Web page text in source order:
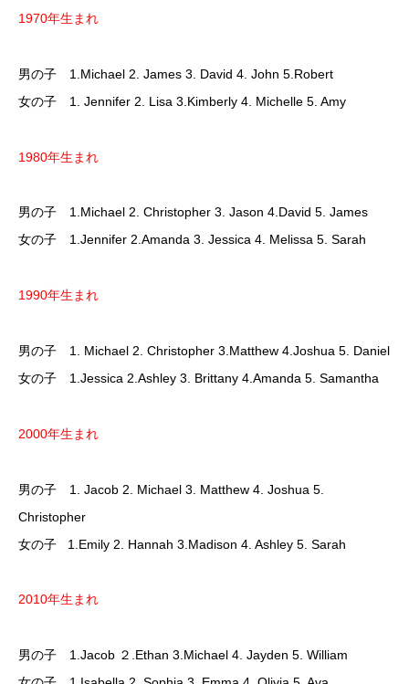
1970年生まれ
男の子 1.Michael 2. James 3. David 4. John 5.Robert
女の子 1. Jennifer 2. Lisa 3.Kimberly 4. Michelle 5. Amy
1980年生まれ
男の子 1.Michael 2. Christopher 3. Jason 4.David 5. James
女の子 1.Jennifer 2.Amanda 3. Jessica 4. Melissa 5. Sarah
1990年生まれ
男の子 1. Michael 2. Christopher 3.Matthew 4.Joshua 5. Daniel
女の子 1.Jessica 2.Ashley 3. Brittany 4.Amanda 5. Samantha
2000年生まれ
男の子 1. Jacob 2. Michael 3. Matthew 4. Joshua 5.
Christopher
女の子 1.Emily 2. Hannah 3.Madison 4. Ashley 5. Sarah
2010年生まれ
男の子 1.Jacob ２.Ethan 3.Michael 4. Jayden 5. William